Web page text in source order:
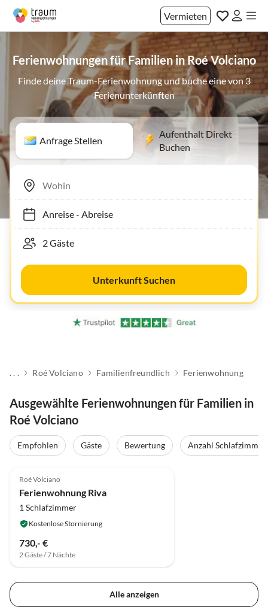
Vermieten
Ferienwohnungen für Familien in Roé Volciano
Finde deine Traum-Ferienwohnung und buche eine von 3
Ferienunterkünften
Anfrage Stellen
Aufenthalt Direkt
Buchen
Anreise- Abreise
Unterkunft Suchen
. . . Roé Volciano Familienfreundlich Ferienwohnung
Ausgewählte Ferienwohnungen für Familien in
Roé Volciano
Empfohlen Gäste Bewertung Anzahl Schlafzimmer
Roé Volciano
Ferienwohnung Riva
1 Schlafzimmer
Kostenlose Stornierung
730,- €
2 Gäste / 7 Nächte
Alle anzeigen